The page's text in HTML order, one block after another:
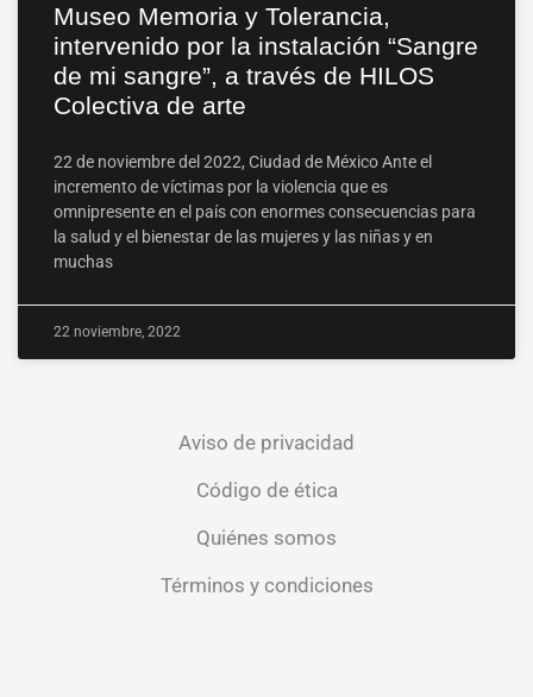
Museo Memoria y Tolerancia,
intervenido por la instalación “Sangre
de mi sangre”, a través de HILOS
Colectiva de arte
22 de noviembre del 2022, Ciudad de México Ante el
incremento de víctimas por la violencia que es
omnipresente en el país con enormes consecuencias para
la salud y el bienestar de las mujeres y las niñas y en
muchas
22 noviembre, 2022
Aviso de privacidad
Código de ética
Quiénes somos
Términos y condiciones